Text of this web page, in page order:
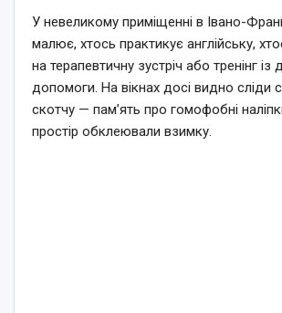
У невеликому приміщенні в Івано-
малює, хтось практикує англійську,
на терапевтичну зустріч або тренінг
допомоги. На вікнах досі видно сліди
скотчу — пам’ять про гомофобні
простір обклеювали взимку.